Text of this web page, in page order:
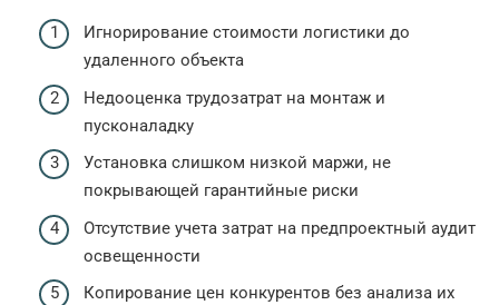
Игнорирование стоимости логистики до
удаленного объекта
Недооценка трудозатрат на монтаж и
пусконаладку
Установка слишком низкой маржи, не
покрывающей гарантийные риски
Отсутствие учета затрат на предпроектный аудит
освещенности
Копирование цен конкурентов без анализа их